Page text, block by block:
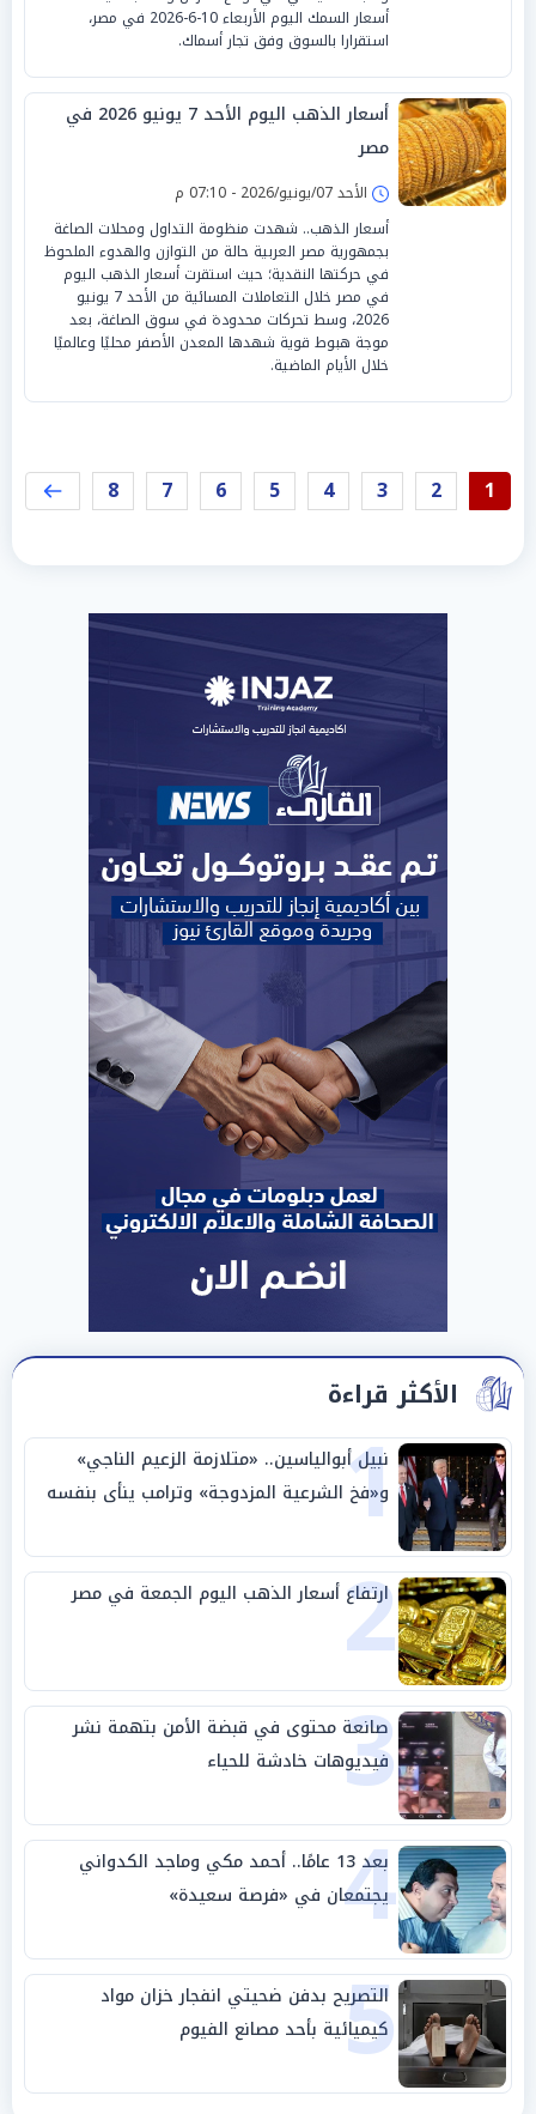
أسعار السمك اليوم الأربعاء 10-6-2026 في مصر،
استقرارا بالسوق وفق تجار أسماك.
أسعار الذهب اليوم الأحد 7 يونيو 2026 في
مصر
الأحد 07/يونيو/2026 - 07:10 م
أسعار الذهب.. شهدت منظومة التداول ومحلات الصاغة
بجمهورية مصر العربية حالة من التوازن والهدوء الملحوظ
في حركتها النقدية؛ حيث استقرت أسعار الذهب اليوم
في مصر خلال التعاملات المسائية من الأحد 7 يونيو
2026، وسط تحركات محدودة في سوق الصاغة، بعد
موجة هبوط قوية شهدها المعدن الأصفر محليًا وعالميًا
خلال الأيام الماضية.
1
2
3
4
5
6
7
8
الأكثر قراءة
1
نبيل أبوالياسين.. «متلازمة الزعيم الناجي»
و«فخ الشرعية المزدوجة» وترامب ينأى بنفسه
وحليفه في «ميتم استراتيجي»
2
ارتفاع أسعار الذهب اليوم الجمعة في مصر
3
صانعة محتوى في قبضة الأمن بتهمة نشر
فيديوهات خادشة للحياء
4 بعد 13 عامًا.. أحمد مكي وماجد الكدواني
يجتمعان في «فرصة سعيدة»
5
التصريح بدفن ضحيتي انفجار خزان مواد
كيميائية بأحد مصانع الفيوم